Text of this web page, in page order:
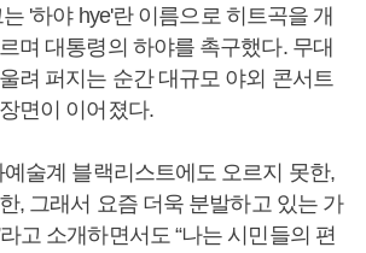
'하야 hye'란 이름으로 히트곡을 개
며 대통령의 하야를 촉구했다. 무대
려 퍼지는 순간 대규모 야외 콘서트
면이 이어졌다.
예술계 블랙리스트에도 오르지 못한,
, 그래서 요즘 더욱 분발하고 있는 가
고 소개하면서도 “나는 시민들의 편